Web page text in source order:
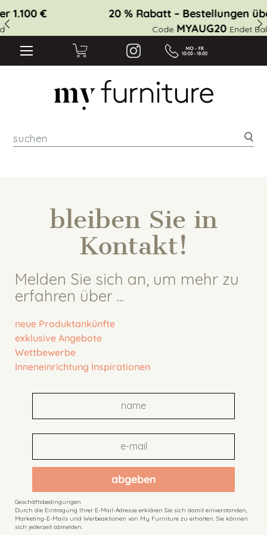
10 % Rabatt – Bestellungen über 1.100 €
Endet Bald
bleiben Sie in
Kontakt!
Melden Sie sich an, um mehr zu
erfahren über ...
neue Produktankünfte
exklusive Angebote
Wettbewerbe
Inneneinrichtung Inspirationen
abgeben
Geschäftsbedingungen
Durch die Eintragung Ihrer E-Mail-Adresse erklären Sie sich damit einverstanden,
Marketing-E-Mails und Werbeaktionen von My Furniture zu erhalten. Sie können
sich jederzeit abmelden.